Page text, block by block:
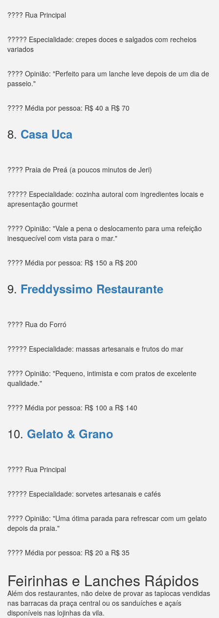
???? Rua Principal
????? Especialidade: crepes doces e salgados com recheios
variados
???? Opinião: "Perfeito para um lanche leve depois de um dia de
passeio."
???? Média por pessoa: R$ 40 a R$ 70
8. Casa Uca
???? Praia de Preá (a poucos minutos de Jeri)
????? Especialidade: cozinha autoral com ingredientes locais e
apresentação gourmet
???? Opinião: "Vale a pena o deslocamento para uma refeição
inesquecível com vista para o mar."
???? Média por pessoa: R$ 150 a R$ 200
9. Freddyssimo Restaurante
???? Rua do Forró
????? Especialidade: massas artesanais e frutos do mar
???? Opinião: "Pequeno, intimista e com pratos de excelente
qualidade."
???? Média por pessoa: R$ 100 a R$ 140
10. Gelato & Grano
???? Rua Principal
????? Especialidade: sorvetes artesanais e cafés
???? Opinião: "Uma ótima parada para refrescar com um gelato
depois da praia."
???? Média por pessoa: R$ 20 a R$ 35
Feirinhas e Lanches Rápidos
Além dos restaurantes, não deixe de provar as tapiocas vendidas
nas barracas da praça central ou os sanduíches e açaís
disponíveis nas lojinhas da vila.